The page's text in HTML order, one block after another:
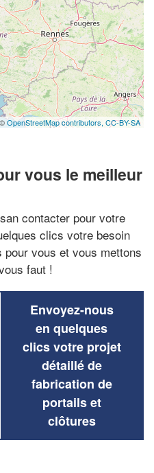
OpenStreetMap contributors, CC-BY-SA
vous le meilleur
contacter pour votre
clics votre besoin
vous et vous mettons
faut !
Envoyez-nous
en quelques
clics votre projet
détaillé de
fabrication de
portails et
clôtures